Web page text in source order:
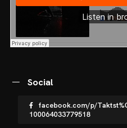
Social
facebook.com/p/
100064033779518